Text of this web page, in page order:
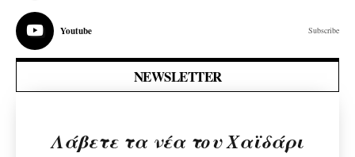
Youtube Subscribe
NEWSLETTER
Λάβετε τα νέα του Χαϊδάρι